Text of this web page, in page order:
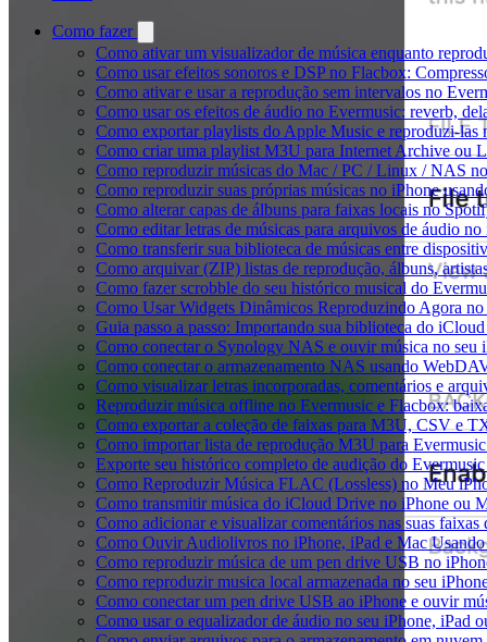
Como fazer
Como ativar um visualizador de música enquanto
Como usar efeitos sonoros e DSP no Flacbox:
Como ativar e usar a reprodução sem intervalos no
Como usar os efeitos de áudio no Evermusic: reverb,
Como exportar playlists do Apple Music e reproduzi-las
Como criar uma playlist M3U para Internet Archive ou
Como reproduzir músicas do Mac / PC / Linux / NAS
Como reproduzir suas próprias músicas no iPhone
Como alterar capas de álbuns para faixas locais no
Como editar letras de músicas para arquivos de áudio
Como transferir sua biblioteca de músicas entre
Como arquivar (ZIP) listas de reprodução, álbuns,
Como fazer scrobble do seu histórico musical do
Como Usar Widgets Dinâmicos Reproduzindo Agora
Guia passo a passo: Importando sua biblioteca do
Como conectar o Synology NAS e ouvir música no seu
Como conectar o armazenamento NAS usando
Como visualizar letras incorporadas, comentários e
Reproduzir música offline no Evermusic e Flacbox:
Como exportar a coleção de faixas para M3U, CSV e
Como importar lista de reprodução M3U para
Exporte seu histórico completo de audição do
Como Reproduzir Música FLAC (Lossless) no Meu
Como transmitir música do iCloud Drive no iPhone ou
Como adicionar e visualizar comentários nas suas
Como Ouvir Audiolivros no iPhone, iPad e Mac
Como reproduzir música de um pen drive USB no
Como reproduzir musica local armazenada no seu
Como conectar um pen drive USB ao iPhone e ouvir
Como usar o equalizador de áudio no seu iPhone, iPad